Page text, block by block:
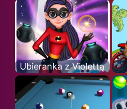
Ubieranka z Violettą